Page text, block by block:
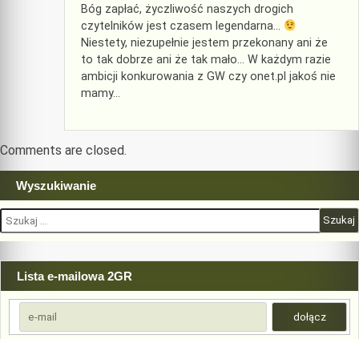
Bóg zapłać, życzliwość naszych drogich
czytelników jest czasem legendarna…
Niestety, niezupełnie jestem przekonany ani że
to tak dobrze ani że tak mało… W każdym razie
ambicji konkurowania z GW czy onet.pl jakoś nie
mamy…
Comments are closed.
Wyszukiwanie
Szukaj:
Lista e-mailowa 2GR